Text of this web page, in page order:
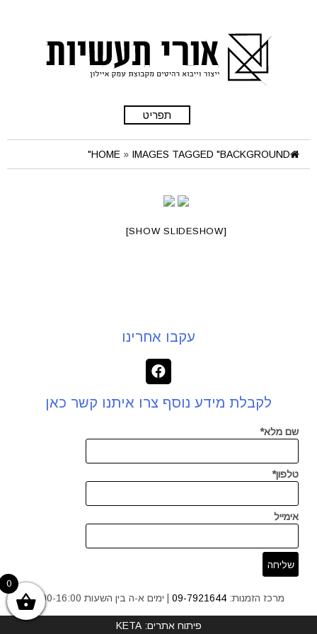
תפריט
HOME » IMAGES TAGGED "BACKGROUND"
[SHOW SLIDESHOW]
עקבו אחרינו
לקבלת מידע נוסף צרו איתנו קשר כאן
שם מלא*
טלפון*
אימייל
מרכז הזמנות: 09-7921644 | ימים א-ה בין השעות 9:00-16:00
0
פיתוח אתרים: KETA